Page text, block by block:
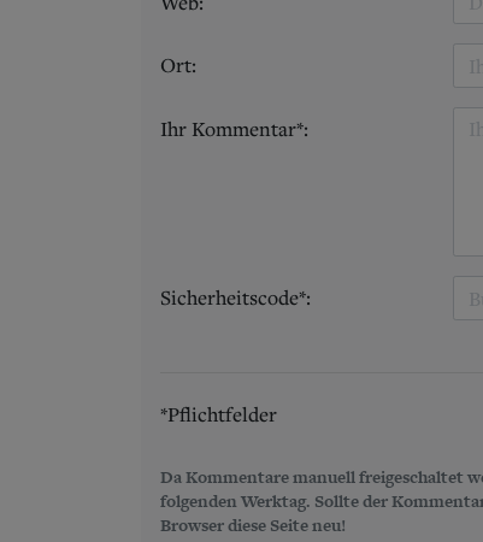
Ort:
Ihr Kommentar*:
Sicherheitscode*:
*Pflichtfelder
Da Kommentare manuell freigeschaltet
folgenden Werktag. Sollte der
Browser diese Seite neu!